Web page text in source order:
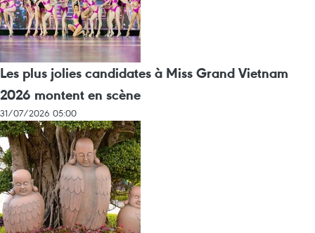
Les plus jolies candidates à Miss Grand Vietnam
2026 montent en scène
31/07/2026 05:00